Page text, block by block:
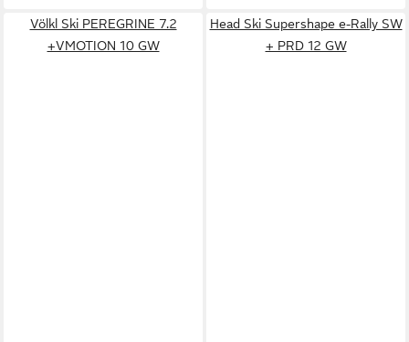
Völkl Ski PEREGRINE 7.2
+VMOTION 10 GW
Head Ski Supershape e-Rally SW
+ PRD 12 GW